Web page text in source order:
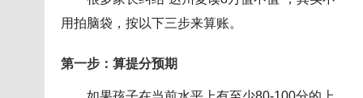
用拍脑袋，按以下三步来算账。
第一步：算提分预期